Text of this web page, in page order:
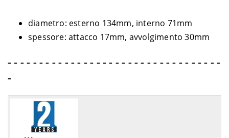
diametro: esterno 134mm, interno 71mm
spessore: attacco 17mm, avvolgimento 30mm
- - - - - - - - - - - - - - - - - - - - - - - - - - - - - - - - - -
-